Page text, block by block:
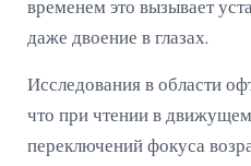
временем это вызывает
даже двоение в глазах.
Исследования в области
что при чтении в
переключений фокуса